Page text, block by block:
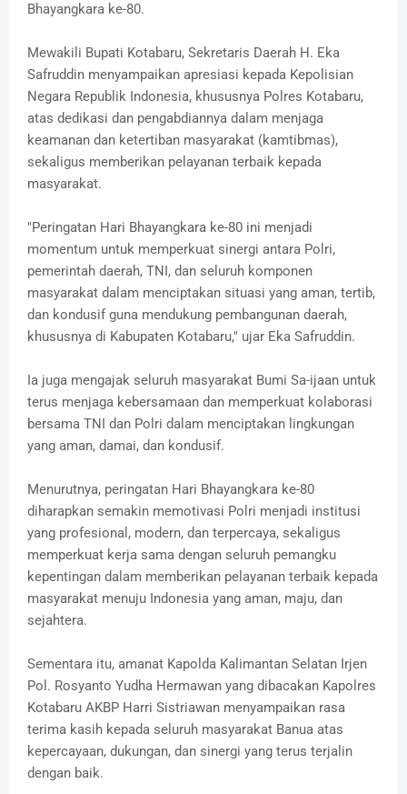
Bhayangkara ke-80.
Mewakili Bupati Kotabaru, Sekretaris Daerah H. Eka
Safruddin menyampaikan apresiasi kepada Kepolisian
Negara Republik Indonesia, khususnya Polres Kotabaru,
atas dedikasi dan pengabdiannya dalam menjaga
keamanan dan ketertiban masyarakat (kamtibmas),
sekaligus memberikan pelayanan terbaik kepada
masyarakat.
"Peringatan Hari Bhayangkara ke-80 ini menjadi
momentum untuk memperkuat sinergi antara Polri,
pemerintah daerah, TNI, dan seluruh komponen
masyarakat dalam menciptakan situasi yang aman, tertib,
dan kondusif guna mendukung pembangunan daerah,
khususnya di Kabupaten Kotabaru," ujar Eka Safruddin.
Ia juga mengajak seluruh masyarakat Bumi Sa-ijaan untuk
terus menjaga kebersamaan dan memperkuat kolaborasi
bersama TNI dan Polri dalam menciptakan lingkungan
yang aman, damai, dan kondusif.
Menurutnya, peringatan Hari Bhayangkara ke-80
diharapkan semakin memotivasi Polri menjadi institusi
yang profesional, modern, dan terpercaya, sekaligus
memperkuat kerja sama dengan seluruh pemangku
kepentingan dalam memberikan pelayanan terbaik kepada
masyarakat menuju Indonesia yang aman, maju, dan
sejahtera.
Sementara itu, amanat Kapolda Kalimantan Selatan Irjen
Pol. Rosyanto Yudha Hermawan yang dibacakan Kapolres
Kotabaru AKBP Harri Sistriawan menyampaikan rasa
terima kasih kepada seluruh masyarakat Banua atas
kepercayaan, dukungan, dan sinergi yang terus terjalin
dengan baik.